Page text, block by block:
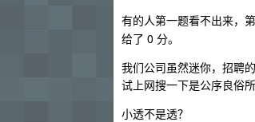
有的人第一题看不出来，
给了 0 分。
我们公司虽然迷你，招聘
试上网搜一下是公序良俗
小透不是透？